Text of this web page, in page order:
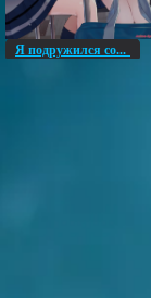
Я подружился со...